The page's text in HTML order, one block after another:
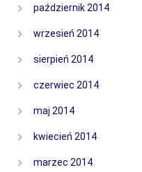
październik 2014
wrzesień 2014
sierpień 2014
czerwiec 2014
maj 2014
kwiecień 2014
marzec 2014